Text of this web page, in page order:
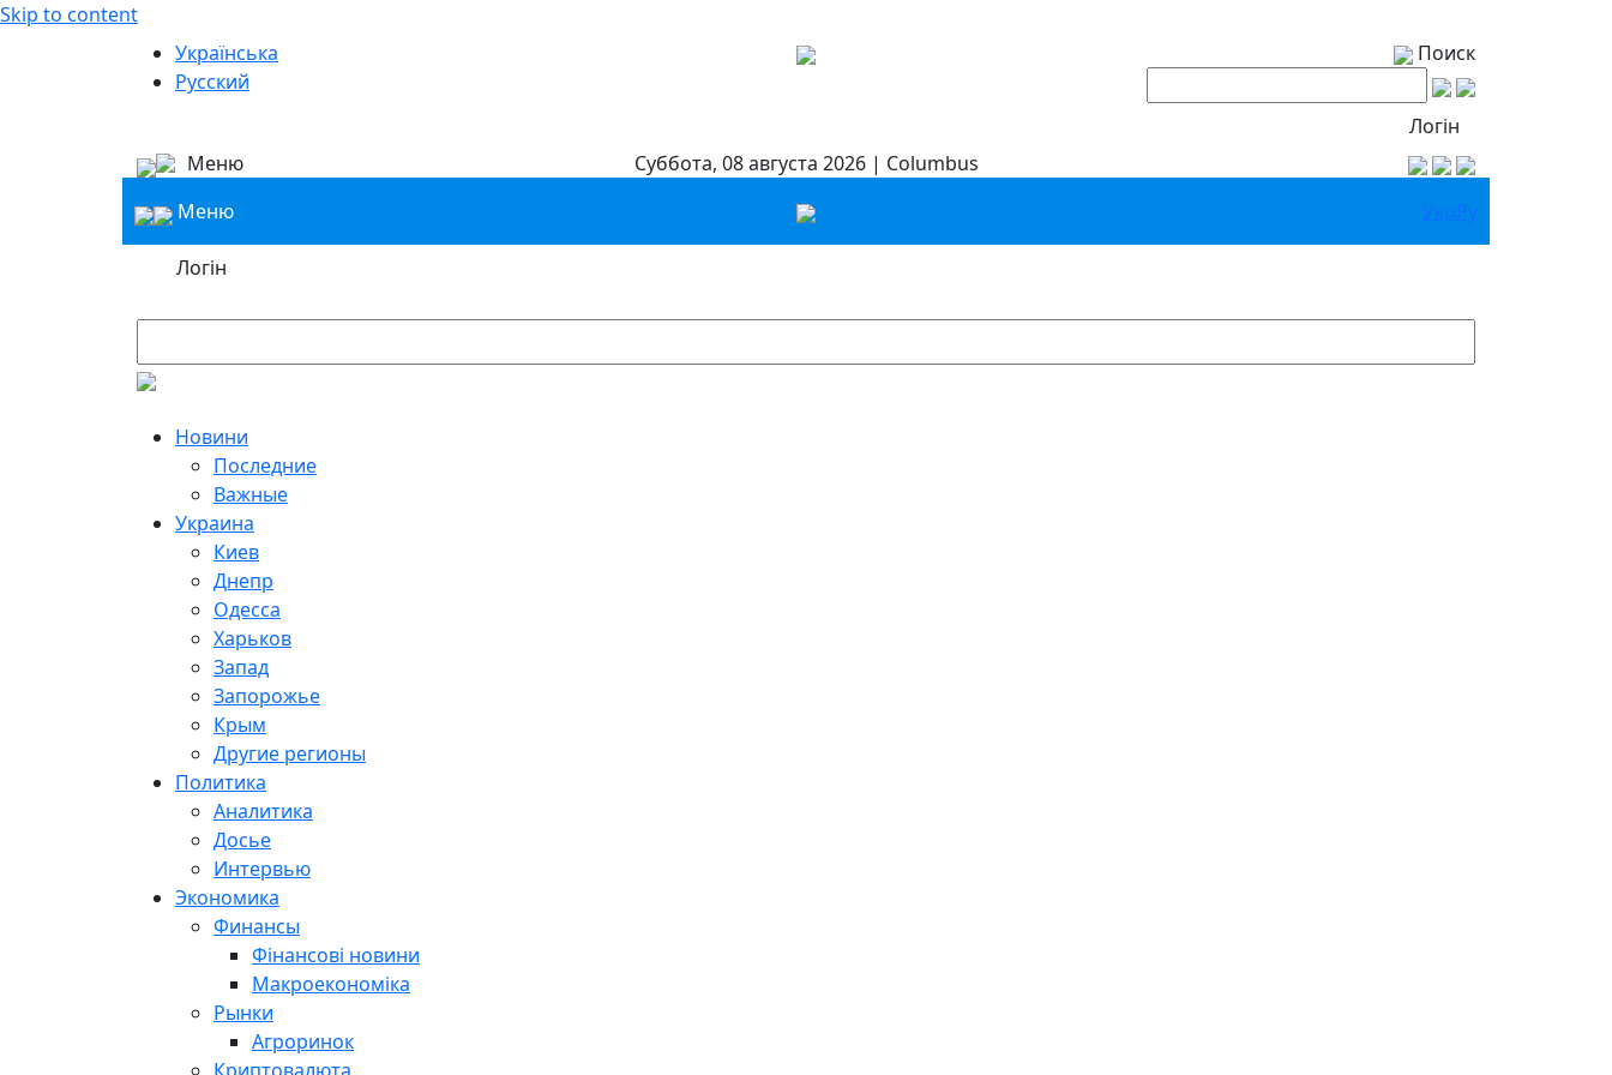
Skip to content
Українська
Русский
Поиск
Логін
Меню
Суббота, 08 августа 2026 | Columbus
Меню
УкрРу
Логін
Новини
Последние
Важные
Украина
Киев
Днепр
Одесса
Харьков
Запад
Запорожье
Крым
Другие регионы
Политика
Аналитика
Досье
Интервью
Экономика
Финансы
Фінансові новини
Макроекономіка
Рынки
Агроринок